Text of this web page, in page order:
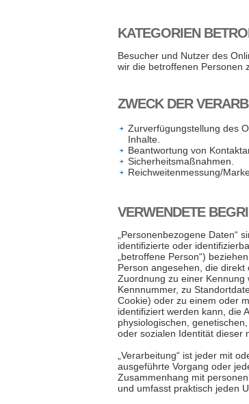
KATEGORIEN
Besucher und Nutzer des
wir die betroffenen Personen
ZWECK DER
Zurverfügungstellung des
Inhalte.
Beantwortung von
Sicherheitsmaßnahmen.
Reichweitenmessung/
VERWENDETE
„Personenbezogene Daten“
identifizierte oder
„betroffene Person“)
Person angesehen, die
Zuordnung zu einer
Kennnummer, zu
Cookie) oder zu einem oder
identifiziert werden kann, die
physiologischen,
oder sozialen Identität dieser
„Verarbeitung“ ist jeder mit
ausgeführte Vorgang oder
Zusammenhang mit
und umfasst praktisch jeden